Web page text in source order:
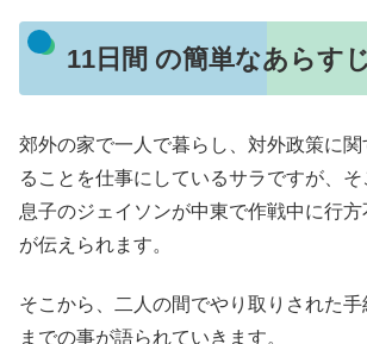
11日間 の簡単なあらすじ
郊外の家で一人で暮らし、対外政策に
ることを仕事にしているサラですが、そ
息子のジェイソンが中東で作戦中に行方
が伝えられます。
そこから、二人の間でやり取りされた
までの事が語られていきます。